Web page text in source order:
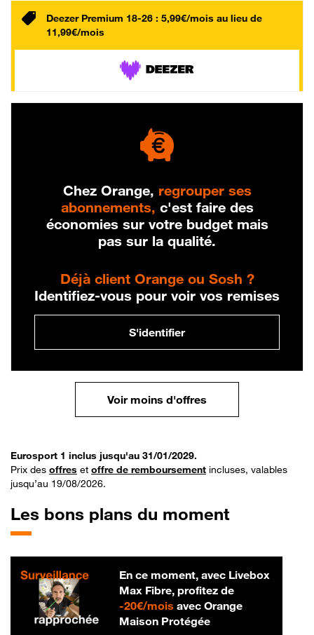
Deezer Premium 18-26 : 5,99€/mois au lieu de
11,99€/mois
Chez Orange, regrouper ses
abonnements, c'est faire des
économies sur votre budget mais
pas sur la qualité.
Déjà client Orange ou Sosh ?
Identifiez-vous pour voir vos remises
S'identifier
Voir moins d'offres
Eurosport 1 inclus jusqu'au 31/01/2029.
Prix des offres et offre de remboursement incluses, valables
jusqu’au 19/08/2026.
Les bons plans du moment
En ce moment, avec Livebox
Max Fibre, profitez de
-20€/mois20 € par mois
avec Orange
Maison Protégée